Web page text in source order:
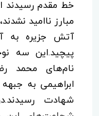
خط مقدم رسیدند
مبارز ناامید
آتش جزیره به
پیچید.این‌ سه‌
نام‌های محمد
شهادت